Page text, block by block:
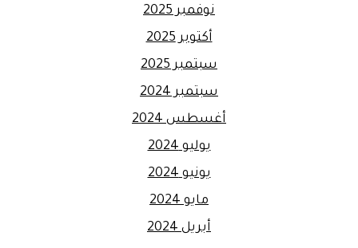
نوفمبر 2025
أكتوبر 2025
سبتمبر 2025
سبتمبر 2024
أغسطس 2024
يوليو 2024
يونيو 2024
مايو 2024
أبريل 2024